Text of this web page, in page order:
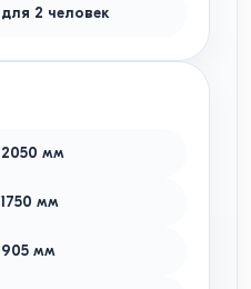
для 2 человек
2050 мм
1750 мм
905мм